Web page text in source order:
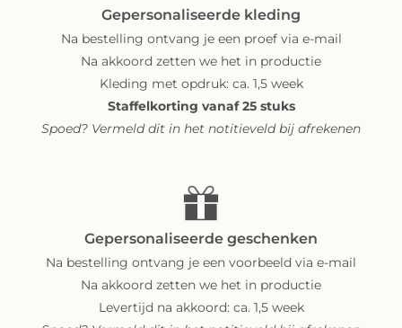
Gepersonaliseerde kleding
Na bestelling ontvang je een proef via e-mail
Na akkoord zetten we het in productie
Kleding met opdruk: ca. 1,5 week
Staffelkorting vanaf 25 stuks
Spoed? Vermeld dit in het notitieveld bij afrekenen
Gepersonaliseerde geschenken
Na bestelling ontvang je een voorbeeld via e-mail
Na akkoord zetten we het in productie
Levertijd na akkoord: ca. 1,5 week